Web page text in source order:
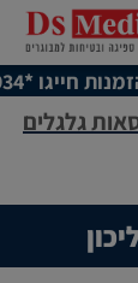
חייגו *9934
גלגלים